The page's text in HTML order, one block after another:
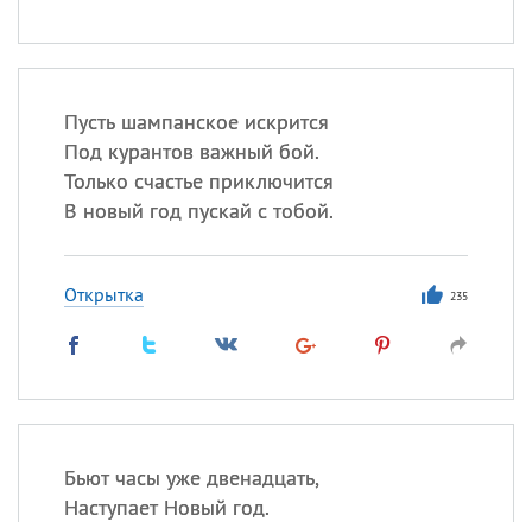
Пусть шампанское искрится
Под курантов важный бой.
Только счастье приключится
В новый год пускай с тобой.
Открытка 235
Бьют часы уже двенадцать,
Наступает Новый год.